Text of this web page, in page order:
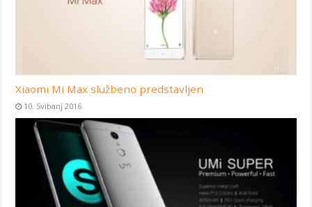
Xiaomi Mi Max službeno predstavljen
10. Svibanj 2016